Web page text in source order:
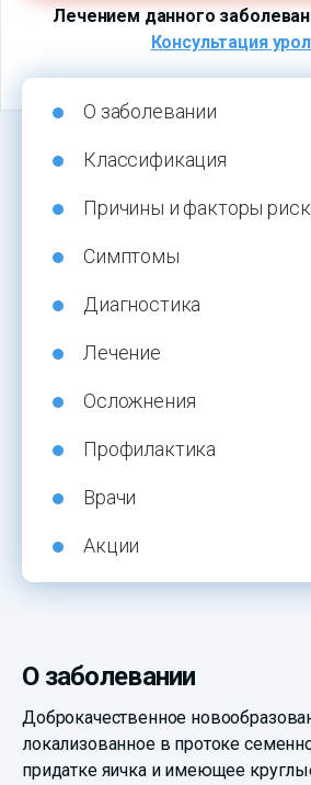
Лечением данного
Консультация
О заболевании
Классификация
Причины и факторы
Симптомы
Диагностика
Лечение
Осложнения
Профилактика
Врачи
Акции
О заболевании
Доброкачественное
локализованное в протоке
придатке яичка и имеющее